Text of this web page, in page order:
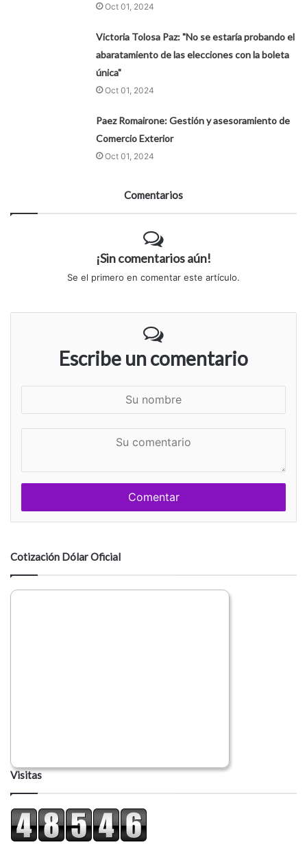
Oct 01, 2024
Victoria Tolosa Paz: "No se estaría probando el
abaratamiento de las elecciones con la boleta
única"
Oct 01, 2024
Paez Romairone: Gestión y asesoramiento de
Comercio Exterior
Oct 01, 2024
Comentarios
¡Sin comentarios aún!
Se el primero en comentar este artículo.
Escribe un comentario
e
n
a
i
o
Cotización Dólar Oficial
Visitas